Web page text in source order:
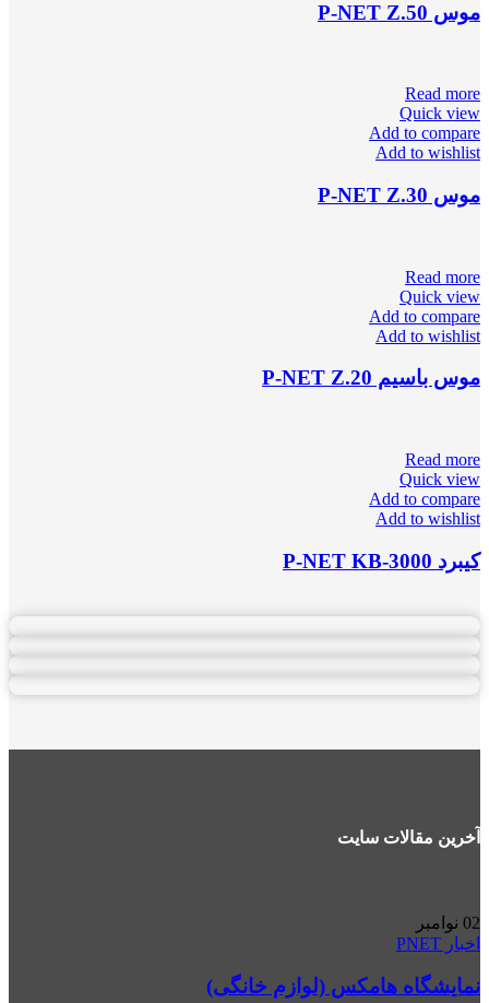
موس P-NET Z.50
Read more
Quick view
Add to compare
Add to wishlist
موس P-NET Z.30
Read more
Quick view
Add to compare
Add to wishlist
موس باسیم P-NET Z.20
Read more
Quick view
Add to compare
Add to wishlist
کیبرد P-NET KB-3000
آخرین مقالات سایت
02 نوامبر
اخبار PNET
نمایشگاه هامکس (لوازم خانگی)